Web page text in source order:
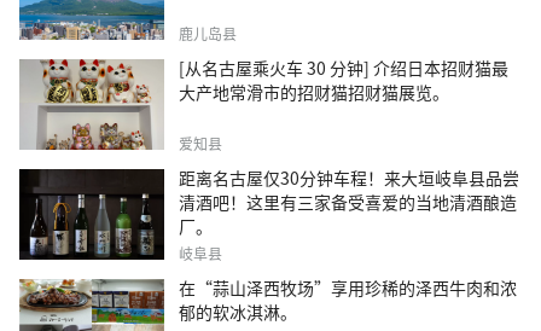
鹿儿岛县
[从名古屋乘火车 30 分钟] 介绍日本招财猫最
大产地常滑市的招财猫招财猫展览。
爱知县
距离名古屋仅30分钟车程！来大垣岐阜县品尝
清酒吧！这里有三家备受喜爱的当地清酒酿造
厂。
岐阜县
在“蒜山泽西牧场”享用珍稀的泽西牛肉和浓
郁的软冰淇淋。